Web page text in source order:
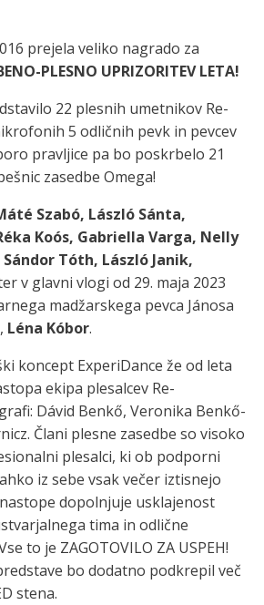
prejela veliko nagrado za
PLESNO UPRIZORITEV LETA!
22 plesnih umetnikov Re-
5 odličnih pevk in pevcev
pravljice pa bo poskrbelo 21
zasedbe Omega!
Szabó, László Sánta,
Koós, Gabriella Varga, Nelly
Tóth, László Janik,
v glavni vlogi od 29. maja 2023
madžarskega pevca Jánosa
Léna Kóbor.
koncept ExperiDance že od leta
ekipa plesalcev Re-
Dávid Benkő, Veronika Benkő-
Člani plesne zasedbe so visoko
plesalci, ki ob podporni
iz sebe vsak večer iztisnejo
dopolnjuje usklajenost
tima in odlične
to je ZAGOTOVILO ZA USPEH!
bo dodatno podkrepil več
stena.